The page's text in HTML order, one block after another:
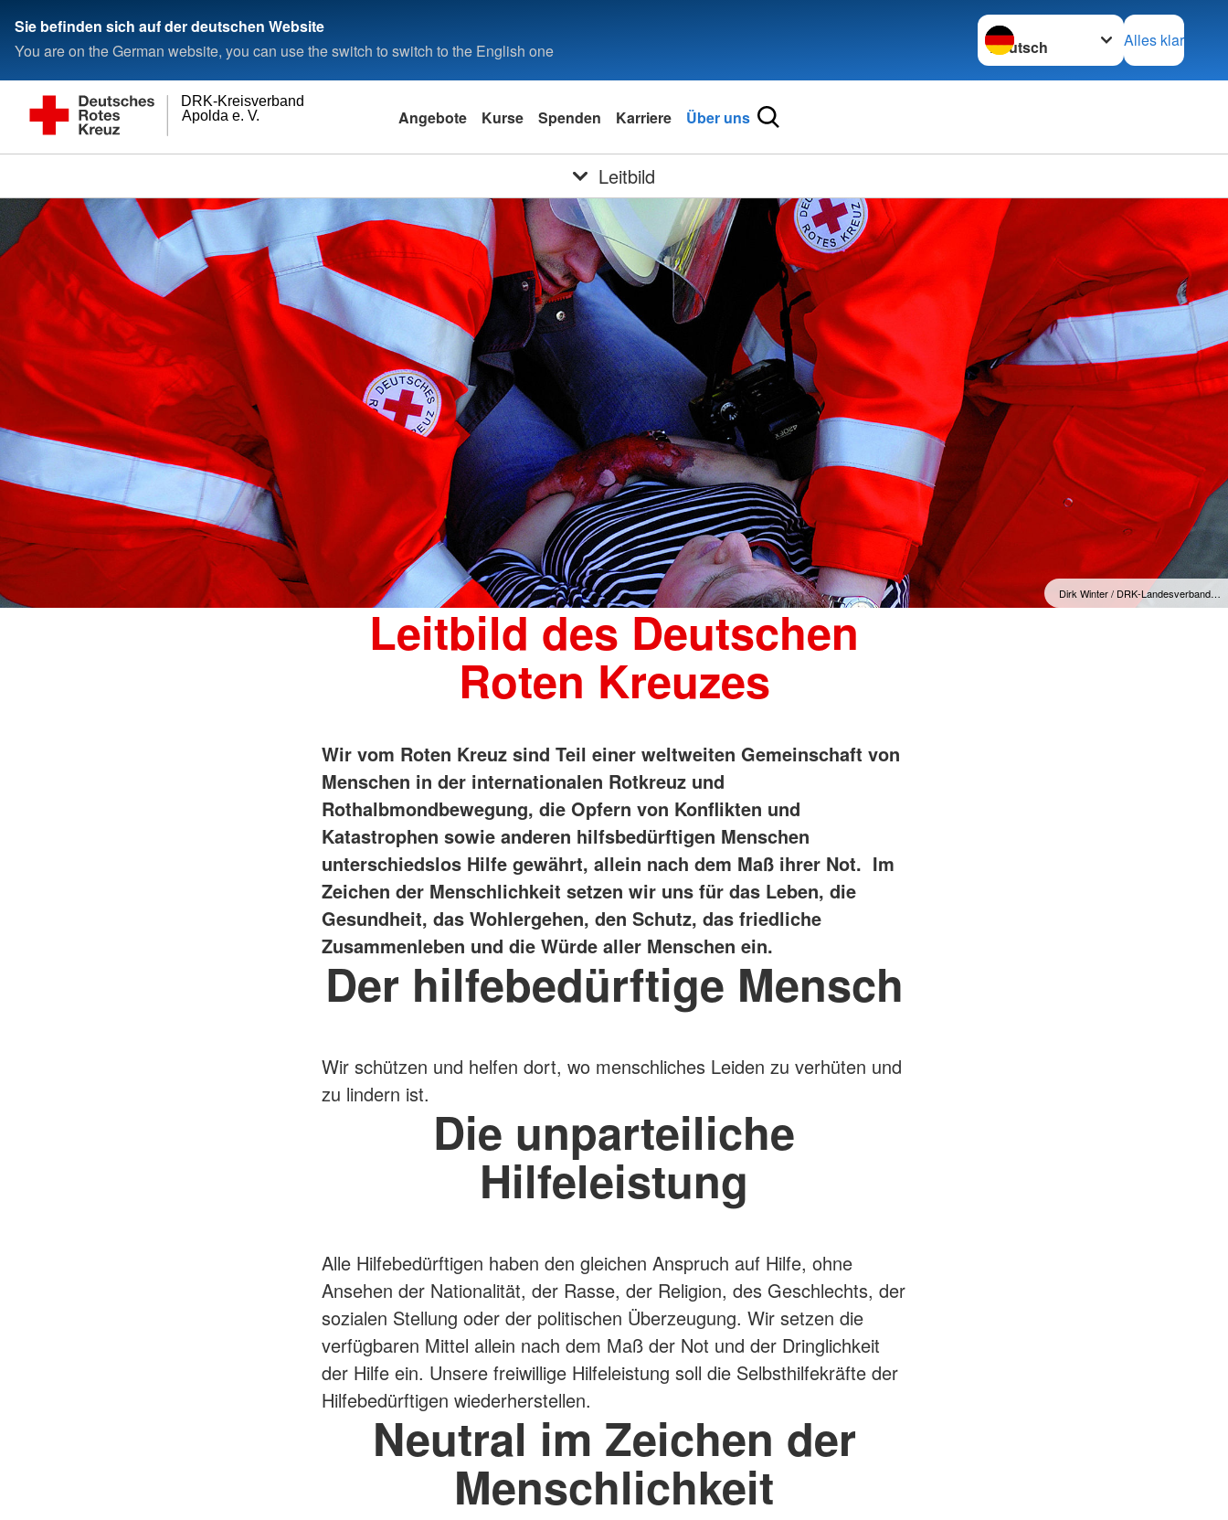
Sie befinden sich auf der deutschen Website
You are on the German website, you can use the switch to switch to the English one
Sprache wechseln zu
Alles klar
Apolda e. V.
DRK-Kreisverband
Angebote Kurse Spenden Karriere Über uns
Leitbild
Dirk Winter / DRK-Landesverband…
Leitbild des Deutschen
Roten Kreuzes
Wir vom Roten Kreuz sind Teil einer weltweiten Gemeinschaft von
Menschen in der internationalen Rotkreuz und
Rothalbmondbewegung, die Opfern von Konflikten und
Katastrophen sowie anderen hilfsbedürftigen Menschen
unterschiedslos Hilfe gewährt, allein nach dem Maß ihrer Not. Im
Zeichen der Menschlichkeit setzen wir uns für das Leben, die
Gesundheit, das Wohlergehen, den Schutz, das friedliche
Zusammenleben und die Würde aller Menschen ein.
Der hilfebedürftige Mensch
Wir schützen und helfen dort, wo menschliches Leiden zu verhüten und
zu lindern ist.
Die unparteiliche
Hilfeleistung
Alle Hilfebedürftigen haben den gleichen Anspruch auf Hilfe, ohne
Ansehen der Nationalität, der Rasse, der Religion, des Geschlechts, der
sozialen Stellung oder der politischen Überzeugung. Wir setzen die
verfügbaren Mittel allein nach dem Maß der Not und der Dringlichkeit
der Hilfe ein. Unsere freiwillige Hilfeleistung soll die Selbsthilfekräfte der
Hilfebedürftigen wiederherstellen.
Neutral im Zeichen der
Menschlichkeit